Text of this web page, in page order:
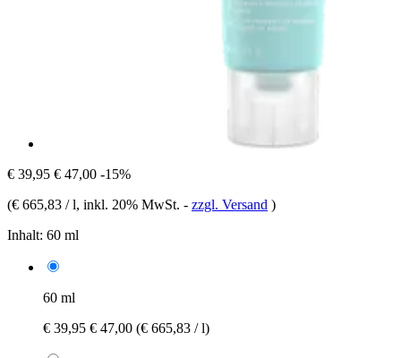
€ 39,95 € 47,00 -15%
(€ 665,83 / l, inkl. 20% MwSt. - zzgl. Versand )
Inhalt: 60 ml
60 ml
€ 39,95 € 47,00 (€ 665,83 / l)